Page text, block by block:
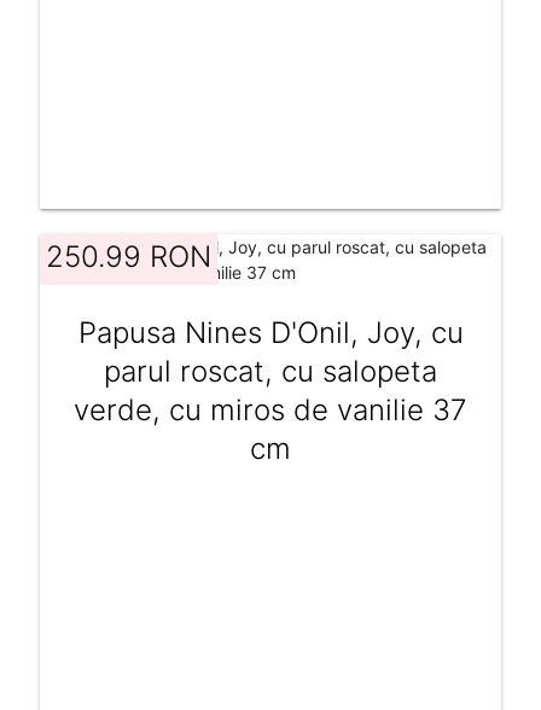
250.99 RON
Papusa Nines D'Onil, Joy, cu
parul roscat, cu salopeta
verde, cu miros de vanilie 37
cm